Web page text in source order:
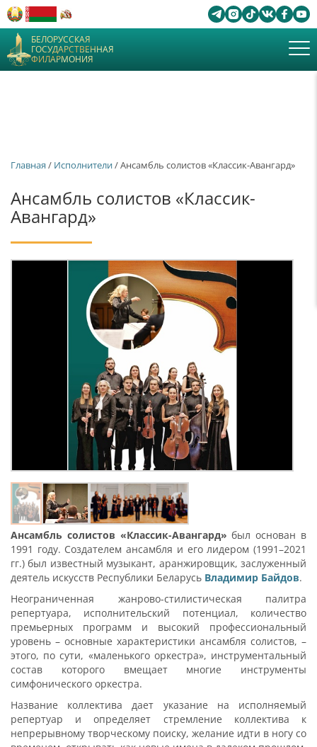
БЕЛОРУССКАЯ
ГОСУДАРСТВЕННАЯ
ФИЛАРМОНИЯ
Главная / Исполнители/ Ансамбль солистов «Классик-Авангард»
Ансамбль солистов «Классик-
Авангард»
Ансамбль солистов «Классик-Авангард» был основан в
1991 году. Создателем ансамбля и его лидером (1991–2021
гг.) был известный музыкант, аранжировщик, заслуженный
деятель искусств Республики Беларусь Владимир Байдов.
Неограниченная жанрово-стилистическая палитра
репертуара, исполнительский потенциал, количество
премьерных программ и высокий профессиональный
уровень – основные характеристики ансамбля солистов, –
этого, по сути, «маленького оркестра», инструментальный
состав которого вмещает многие инструменты
симфонического оркестра.
Название коллектива дает указание на исполняемый
репертуар и определяет стремление коллектива к
непрерывному творческому поиску, желание идти в ногу со